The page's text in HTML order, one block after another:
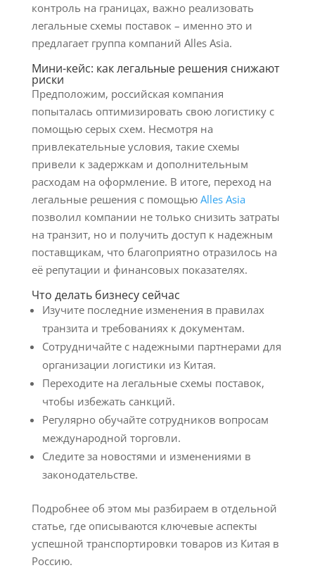
контроль на границах, важно реализовать
легальные схемы поставок – именно это и
предлагает группа компаний Alles Asia.
Мини-кейс: как легальные решения снижают
риски
Предположим, российская компания
попыталась оптимизировать свою логистику с
помощью серых схем. Несмотря на
привлекательные условия, такие схемы
привели к задержкам и дополнительным
расходам на оформление. В итоге, переход на
легальные решения с помощью Alles Asia
позволил компании не только снизить затраты
на транзит, но и получить доступ к надежным
поставщикам, что благоприятно отразилось на
её репутации и финансовых показателях.
Что делать бизнесу сейчас
Изучите последние изменения в правилах
транзита и требованиях к документам.
Сотрудничайте с надежными партнерами для
организации логистики из Китая.
Переходите на легальные схемы поставок,
чтобы избежать санкций.
Регулярно обучайте сотрудников вопросам
международной торговли.
Следите за новостями и изменениями в
законодательстве.
Подробнее об этом мы разбираем в отдельной
статье, где описываются ключевые аспекты
успешной транспортировки товаров из Китая в
Россию.